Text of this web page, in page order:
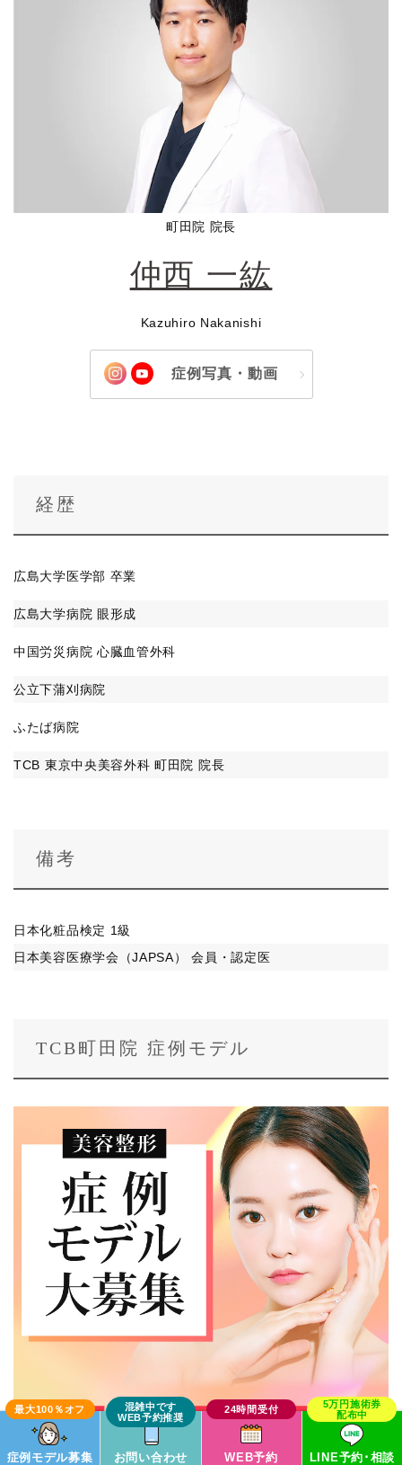
町田院 院長
仲西 一紘
Kazuhiro Nakanishi
症例写真・動画
経歴
広島大学医学部 卒業
広島大学病院 眼形成
中国労災病院 心臓血管外科
公立下蒲刈病院
ふたば病院
TCB 東京中央美容外科 町田院 院長
備考
日本化粧品検定 1級
日本美容医療学会（JAPSA） 会員・認定医
TCB町田院 症例モデル
症例モデル募集 お問い合わせ WEB予約 LINE予約･相談